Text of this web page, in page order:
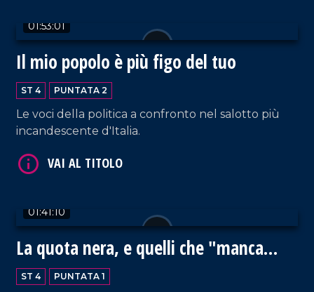
01:53:01
Il mio popolo è più figo del tuo
ST 4 PUNTATA 2
Le voci della politica a confronto nel salotto più
incandescente d'Italia.
01:41:10
La quota nera, e quelli che "manca
l'analisi e poi non ho l'elmetto"
ST 4 PUNTATA 1